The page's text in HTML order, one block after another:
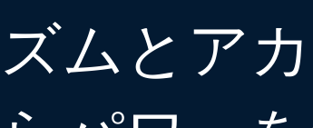
ズムとア